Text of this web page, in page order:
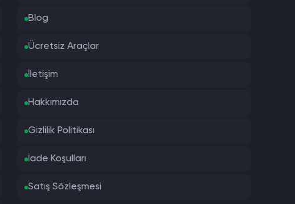
Blog
Ücretsiz Araçlar
İletişim
Hakkımızda
Gizlilik Politikası
İade Koşulları
Satış Sözleşmesi